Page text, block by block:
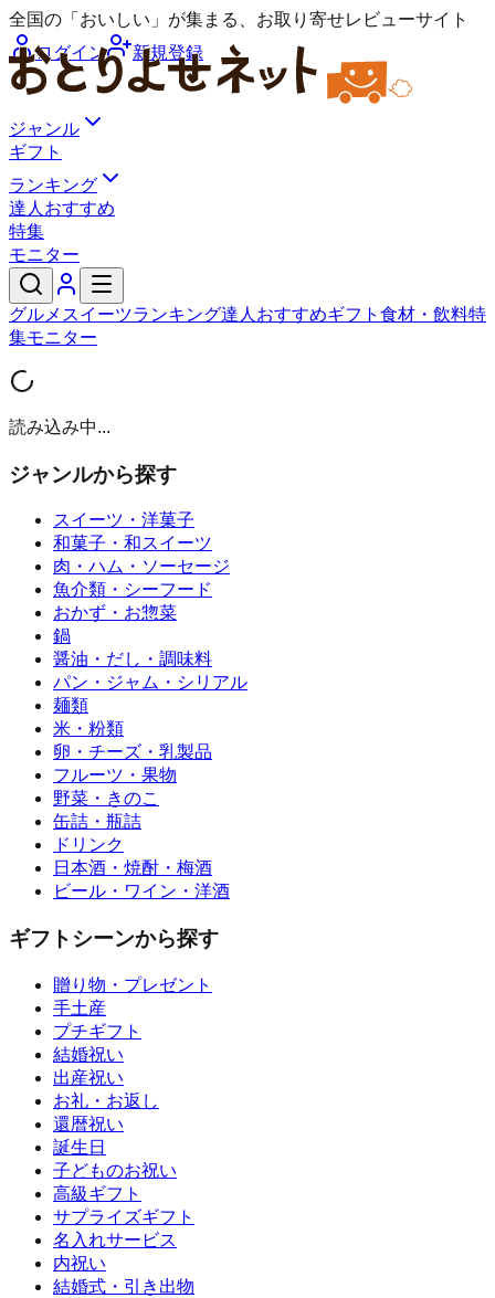
全国の「おいしい」が集まる、お取り寄せレビューサイト
ログイン
新規登録
ジャンル
ギフト
ランキング
達人おすすめ
特集
モニター
グルメ スイーツランキング達人おすすめギフト 食材・飲料特
集モニター
読み込み中...
ジャンルから探す
スイーツ・洋菓子
和菓子・和スイーツ
肉・ハム・ソーセージ
魚介類・シーフード
おかず・お惣菜
鍋
醤油・だし・調味料
パン・ジャム・シリアル
麺類
米・粉類
卵・チーズ・乳製品
フルーツ・果物
野菜・きのこ
缶詰・瓶詰
ドリンク
日本酒・焼酎・梅酒
ビール・ワイン・洋酒
ギフトシーンから探す
贈り物・プレゼント
手土産
プチギフト
結婚祝い
出産祝い
お礼・お返し
還暦祝い
誕生日
子どものお祝い
高級ギフト
サプライズギフト
名入れサービス
内祝い
結婚式・引き出物